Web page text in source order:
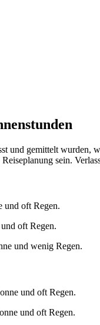
und gemittelt wurden,
sein.
und oft Regen.
oft Regen.
und wenig Regen.
und oft Regen.
und oft Regen.